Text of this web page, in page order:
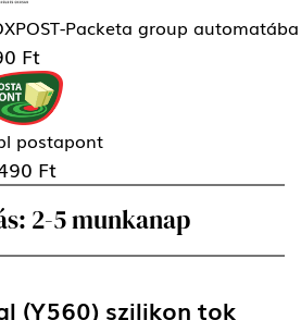
Packeta group automatába
Ft
postapont
Ft
2-5 munkanap
(Y560) szilikon tok